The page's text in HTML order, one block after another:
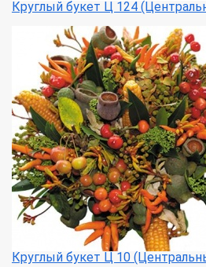
Круглый букет Ц 124
Круглый букет Ц 10